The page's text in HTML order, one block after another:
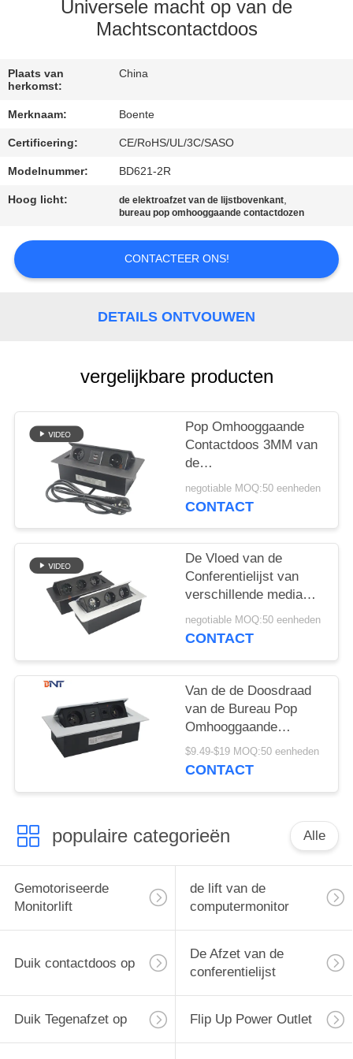
NIEUWS
CONFERENCE
ROOM
SITEMAP
Universele macht op van de
Machtscontactdoos
Plaats van
herkomst:
China
Merknaam: Boente
Certificering: CE/RoHS/UL/3C/SASO
Modelnummer: BD621-2R
Hoog licht: de elektroafzet van de lijstbovenkant,
bureau pop omhooggaande contactdozen
CONTACTEER ONS!
DETAILS ONTVOUWEN
vergelijkbare producten
Pop Omhooggaande
Contactdoos 3MM van
de
vergaderzaaldesktop
Vierkante AC van het
negotiable MOQ:50 eenheden
CONTACT
De Vloed van de
Conferentielijst van
verschillende media
zet Pop
Omhooggaande
negotiable MOQ:50 eenheden
CONTACT
Van de de Doosdraad
van de Bureau Pop
Omhooggaande
Contactdoos van
verschillende media
$9.49-$19 MOQ:50 eenheden
CONTACT
populaire categorieën Alle
Gemotoriseerde
Monitorlift
de lift van de
computermonitor
Duik contactdoos op
De Afzet van de
conferentielijst
Duik Tegenafzet op Flip Up Power Outlet